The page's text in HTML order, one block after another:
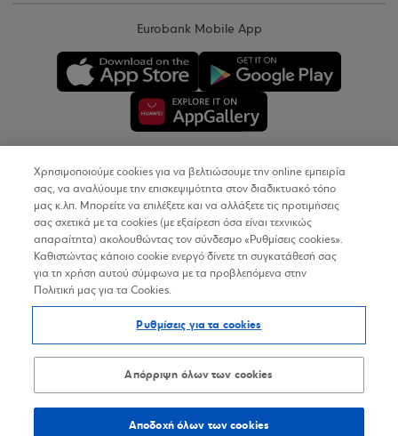
Eurobank Mobile App
Copyright © 2026
Όροι Χρήσης
Προσωπικά Δεδομένα στον Διαδικτυακό Τόπο
Δήλωση Προσβασιμότητας
Sitemap
Χρησιμοποιούμε cookies για να βελτιώσουμε την online εμπειρία
σας, να αναλύουμε την επισκεψιμότητα στον διαδικτυακό τόπο
μας κ.λπ. Μπορείτε να επιλέξετε και να αλλάξετε τις προτιμήσεις
σας σχετικά με τα cookies (με εξαίρεση όσα είναι τεχνικώς
απαραίτητα) ακολουθώντας τον σύνδεσμο «Ρυθμίσεις cookies».
Καθιστώντας κάποιο cookie ενεργό δίνετε τη συγκατάθεσή σας
για τη χρήση αυτού σύμφωνα με τα προβλεπόμενα στην
Πολιτική μας για τα Cookies.
Ρυθμίσεις για τα cookies
Απόρριψη όλων των cookies
Αποδοχή όλων των cookies